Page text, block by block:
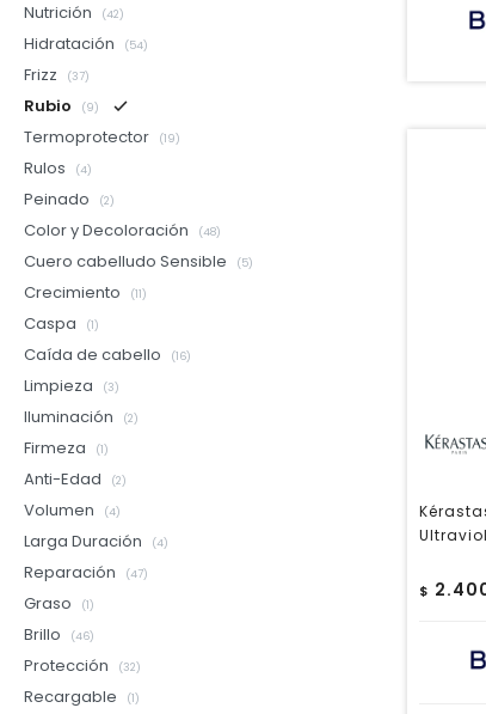
$
Nutrición (42)
Hidratación (54)
Frizz (37)
Rubio (9)
Termoprotector (19)
Rulos (4)
Peinado (2)
Color y Decoloración (48)
Cuero cabelludo Sensible (5)
Crecimiento (11)
Caspa (1)
Caída de cabello (16)
Limpieza (3)
Iluminación (2)
Firmeza (1)
Anti-Edad (2)
Volumen (4)
Larga Duración (4)
Reparación (47)
Graso (1)
Brillo (46)
Protección (32)
Recargable (1)